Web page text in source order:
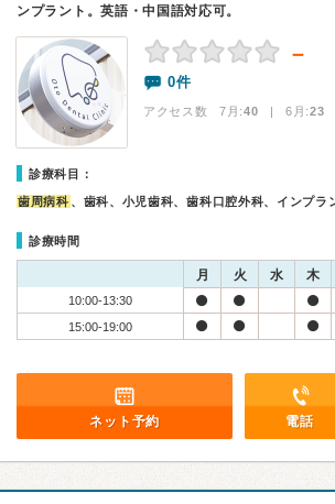
ンプラント。英語・中国語対応可。
－
0件
アクセス数 7月:40 | 6月:23
診療科目：
歯周病科 、歯科、小児歯科、歯科口腔外科、インプラ
診療時間
月 火 水 木
10:00-13:30
15:00-19:00
ネット予約 電話